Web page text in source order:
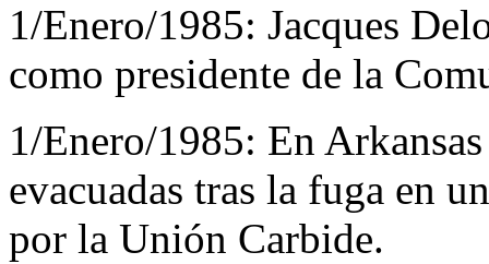
1/Enero/1985: Jacques
como presidente de la
1/Enero/1985: En
evacuadas tras la fuga en
por la Unión Carbide.